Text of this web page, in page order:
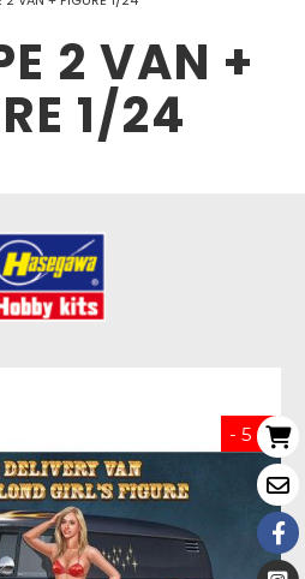
2 VAN +
1/24
- 5 %